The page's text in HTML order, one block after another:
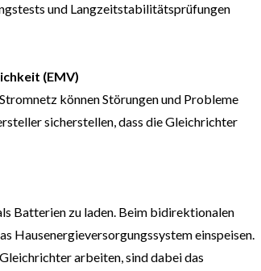
und Langzeitstabilitätsprüfungen
(EMV)
können Störungen und Probleme
sicherstellen, dass die Gleichrichter
Batterien zu laden. Beim bidirektionalen
Hausenergieversorgungssystem einspeisen.
arbeiten, sind dabei das